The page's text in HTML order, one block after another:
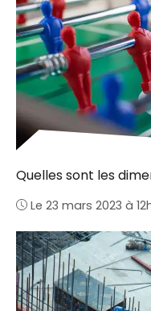
Quelles sont les
Le 23 mars 2023 à